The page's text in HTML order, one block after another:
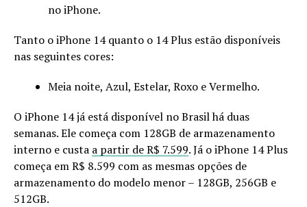
no iPhone.
Tanto o iPhone 14 quanto o 14 Plus estão disponíveis
nas seguintes cores:
Meia noite, Azul, Estelar, Roxo e Vermelho.
O iPhone 14 já está disponível no Brasil há duas
semanas. Ele começa com 128GB de armazenamento
interno e custa a partir de R$ 7.599. Já o iPhone 14 Plus
começa em R$ 8.599 com as mesmas opções de
armazenamento do modelo menor – 128GB, 256GB e
512GB.